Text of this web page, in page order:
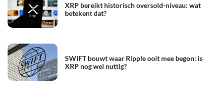
XRP bereikt historisch oversold-niveau: wat
betekent dat?
SWIFT bouwt waar Ripple ooit mee begon: is
XRP nog wel nuttig?